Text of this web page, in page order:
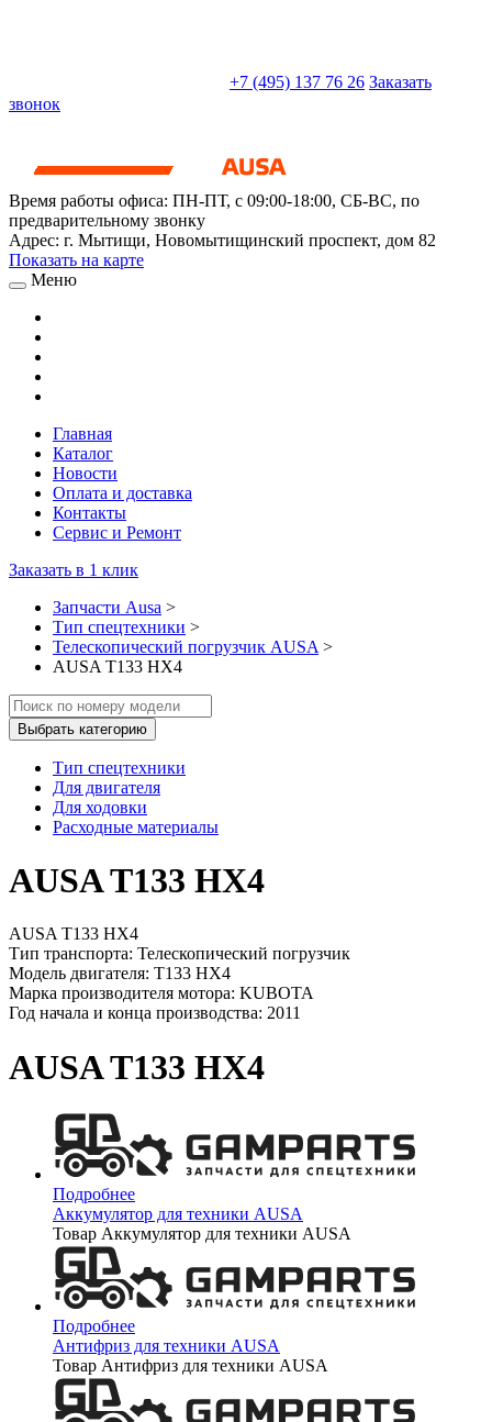
+7 (495) 137 76 26 Заказать
звонок
Время работы офиса: ПН-ПТ, с 09:00-18:00, СБ-ВС, по
предварительному звонку
Адрес: г. Мытищи, Новомытищинский проспект, дом 82
Показать на карте
Меню
Главная
Каталог
Новости
Оплата и доставка
Контакты
Сервис и Ремонт
Заказать в 1 клик
Запчасти Ausa >
Тип спецтехники >
Телескопический погрузчик AUSA >
AUSA T133 HX4
Выбрать категорию
Тип спецтехники
Для двигателя
Для ходовки
Расходные материалы
AUSA T133 HX4
AUSA T133 HX4
Тип транспорта: Телескопический погрузчик
Модель двигателя: T133 HX4
Марка производителя мотора: KUBOTA
Год начала и конца производства: 2011
AUSA T133 HX4
Подробнее
Аккумулятор для техники AUSA
Товар Аккумулятор для техники AUSA
Подробнее
Антифриз для техники AUSA
Товар Антифриз для техники AUSA